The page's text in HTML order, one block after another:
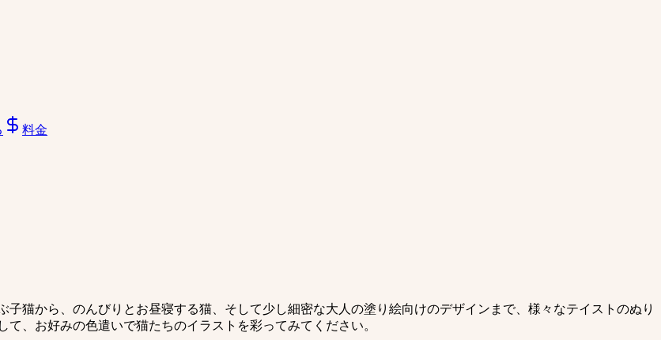
料金
猫から、のんびりとお昼寝する猫、そして少し細密な大人の塗り絵向けのデザインまで、様々なテイストのぬり
、お好みの色遣いで猫たちのイラストを彩ってみてください。